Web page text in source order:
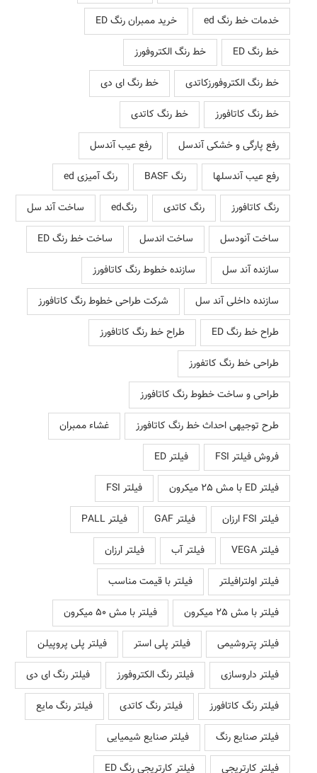
خدمات خط رنگ ed
خرید ممبران رنگ ED
خط رنگ ED
خط رنگ الکتروفورز
خط رنگ الکتروفورزکاتدی
خط رنگ ای دی
خط رنگ کاتافورز
خط رنگ کاتدی
رفع پارگی و خشکی آندسل
رفع عیب آندسل
رفع عیب آندسلها
رنگ BASF
رنگ آمیزی ed
رنگ کاتافورز
رنگ کاتدی رنگed
ساخت آند سل
ساخت آنودسل
ساخت اندسل
ساخت خط رنگ ED
سازنده آند سل
سازنده خطوط رنگ کاتافورز
سازنده داخلی آند سل
شرکت طراحی خطوط رنگ کاتافورز
طراح خط رنگ ED
طراح خط رنگ کاتافورز
طراحی خط رنگ کاتفورز
طراحی و ساخت خطوط رنگ کاتافورز
طرح توجیهی احداث خط رنگ کاتافورز
غشاء ممبران
فروش فیلتر FSI
فیلتر ED
فیلتر ED با مش 25 میکرون
فیلتر FSI
فیلتر FSI ارزان
فیلتر GAF
فیلتر PALL
فیلتر VEGA
فیلتر آب
فیلتر ارزان
فیلتر اولترافیلتر
فیلتر با قیمت مناسب
فیلتر با مش 25 میکرون
فیلتر با مش 50 میکرون
فیلتر پتروشیمی
فیلتر پلی استر
فیلتر پلی پروپیلن
فیلتر داروسازی
فیلتر رنگ الکتروفورز
فیلتر رنگ ای دی
فیلتر رنگ کاتافورز
فیلتر رنگ کاتدی
فیلتر رنگ مایع
فیلتر صنایع رنگ
فیلتر صنایع شیمیایی
فیلتر کارتریجی
فیلتر کارتریجی رنگ ED